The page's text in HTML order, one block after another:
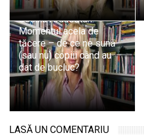
Psiholog psihoterapeut
Cecilia Ardusătan:
Momentul acela de
tăcere – de ce ne sună
(sau nu) copiii când au
dat de bucluc?
LASĂ UN COMENTARIU